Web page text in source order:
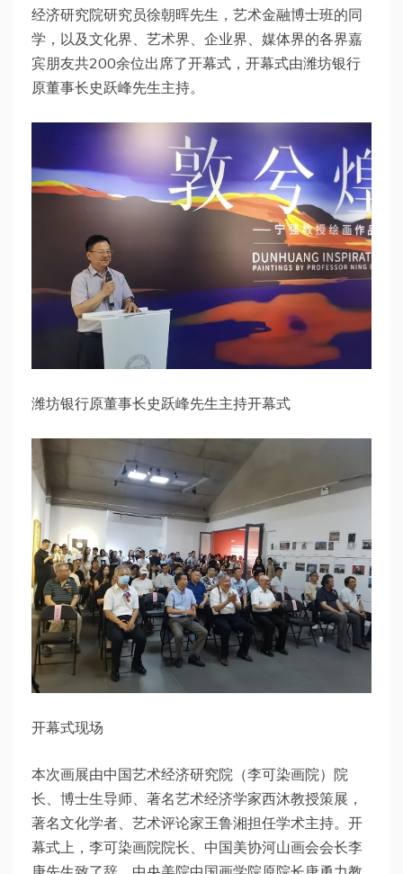
经济研究院研究员徐朝晖先生，艺术金融博士班的同
学，以及文化界、艺术界、企业界、媒体界的各界嘉
宾朋友共200余位出席了开幕式，开幕式由潍坊银行
原董事长史跃峰先生主持。
潍坊银行原董事长史跃峰先生主持开幕式
开幕式现场
本次画展由中国艺术经济研究院（李可染画院）院
长、博士生导师、著名艺术经济学家西沐教授策展，
著名文化学者、艺术评论家王鲁湘担任学术主持。开
幕式上，李可染画院院长、中国美协河山画会会长李